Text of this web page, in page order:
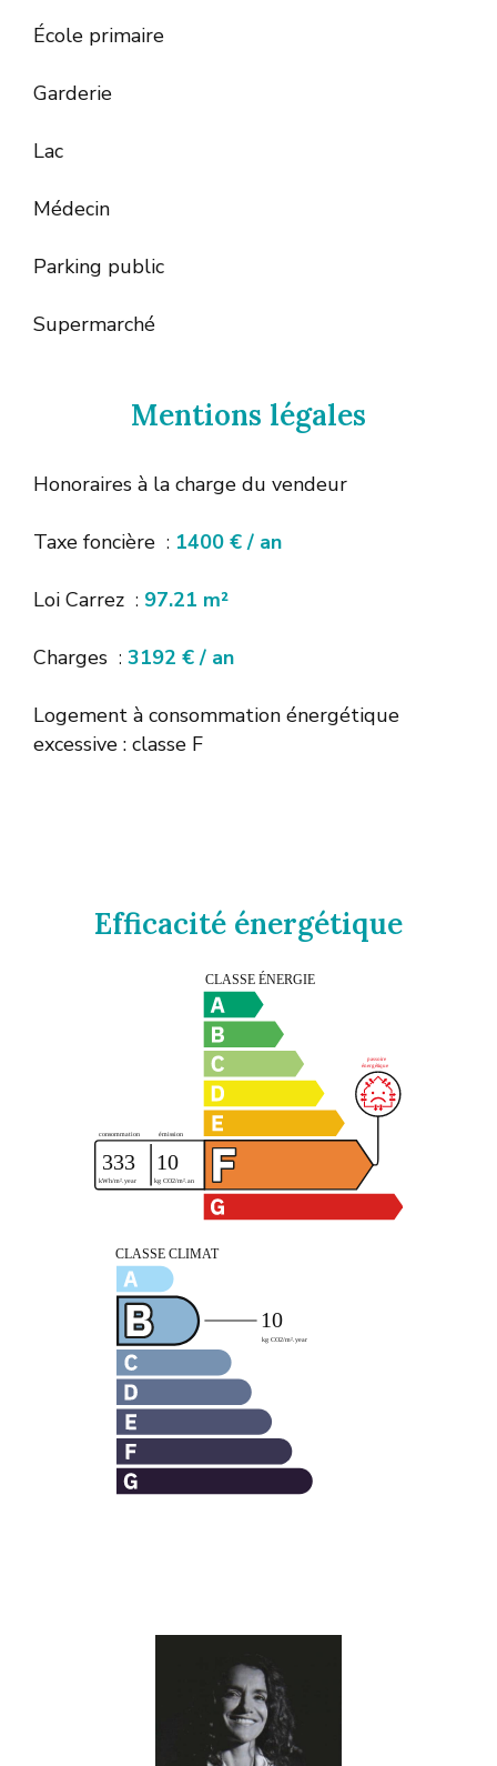
École primaire
Garderie
Lac
Médecin
Parking public
Supermarché
Mentions légales
Honoraires à la charge du vendeur
Taxe foncière 1400 € / an
Loi Carrez 97.21 m²
Charges 3192 € / an
Logement à consommation énergétique
excessive : classe F
Efficacité énergétique